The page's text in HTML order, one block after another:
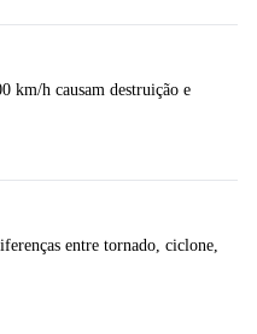
km/h causam destruição e
entre tornado, ciclone,